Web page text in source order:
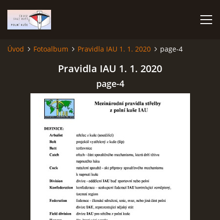
PROPOZICE
VÝSLEDKY ZÁVODŮ
ČESKÝ POHÁR A ČESKÁ LIGA
Úvod Fotoalbum Pravidla IAU 1. 1. 2020 page-4
Pravidla IAU 1. 1. 2020
page-4